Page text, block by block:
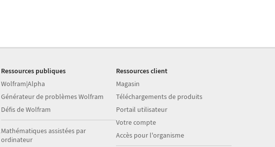
Ressources publiques
Wolfram|Alpha
Générateur de problèmes Wolfram
Défis de Wolfram
Mathématiques assistées par
ordinateur
Ressources client
Magasin
Téléchargements de produits
Portail utilisateur
Votre compte
Accès pour l'organisme